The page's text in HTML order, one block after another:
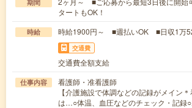
期間
タートもOK！
時給 時給1900円～ ■週払いOK ■日収1万
交通費
交通費全額支給
仕事内容
看護師・准看護師
【介護施設で体調などの記録がメイン
は…○体温、血圧などのチェック・記録